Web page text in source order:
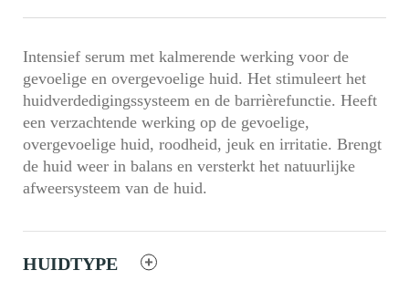
Intensief serum met kalmerende werking voor de
gevoelige en overgevoelige huid. Het stimuleert het
huidverdedigingssysteem en de barrièrefunctie. Heeft
een verzachtende werking op de gevoelige,
overgevoelige huid, roodheid, jeuk en irritatie. Brengt
de huid weer in balans en versterkt het natuurlijke
afweersysteem van de huid.
HUIDTYPE